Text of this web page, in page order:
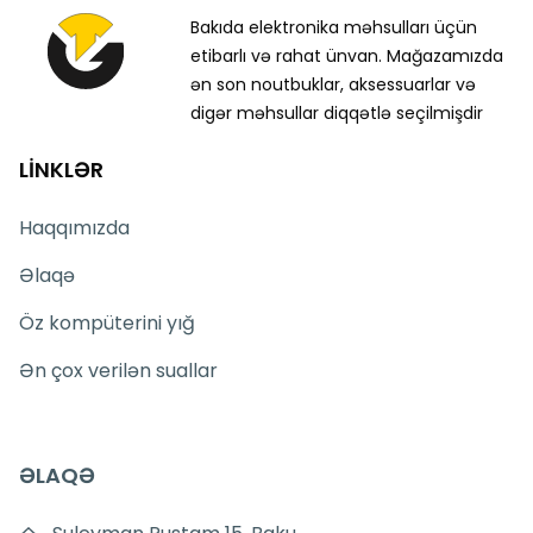
Bakıda elektronika məhsulları üçün
etibarlı və rahat ünvan. Mağazamızda
ən son noutbuklar, aksessuarlar və
digər məhsullar diqqətlə seçilmişdir
LİNKLƏR
Haqqımızda
Əlaqə
Öz kompüterini yığ
Ən çox verilən suallar
ƏLAQƏ